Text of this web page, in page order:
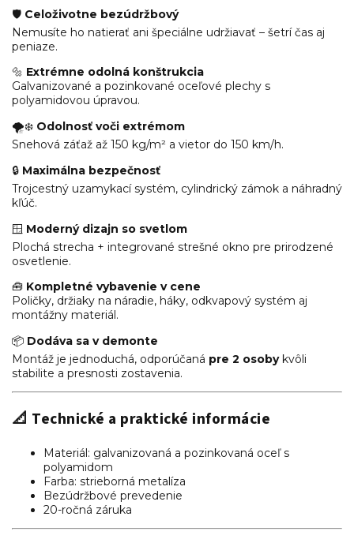
🛡️ Celoživotne bezúdržbový
Nemusíte ho natierať ani špeciálne udržiavať – šetrí čas aj
peniaze.
🔩 Extrémne odolná konštrukcia
Galvanizované a pozinkované oceľové plechy s
polyamidovou úpravou.
🌪️❄️ Odolnosť voči extrémom
Snehová záťaž až 150 kg/m² a vietor do 150 km/h.
🔒 Maximálna bezpečnosť
Trojcestný uzamykací systém, cylindrický zámok a náhradný
kľúč.
🪟 Moderný dizajn so svetlom
Plochá strecha + integrované strešné okno pre prirodzené
osvetlenie.
🧰 Kompletné vybavenie v cene
Poličky, držiaky na náradie, háky, odkvapový systém aj
montážny materiál.
📦 Dodáva sa v demonte
Montáž je jednoduchá, odporúčaná pre 2 osobykvôli
stabilite a presnosti zostavenia.
📐 Technické a praktické informácie
Materiál: galvanizovaná a pozinkovaná oceľ s
polyamidom
Farba: strieborná metalíza
Bezúdržbové prevedenie
20-ročná záruka